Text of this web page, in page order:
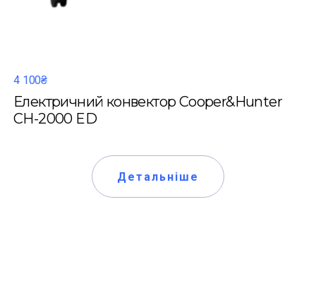
4 100₴
Електричний конвектор Cooper&Hunter
CH-2000 ED
Детальніше